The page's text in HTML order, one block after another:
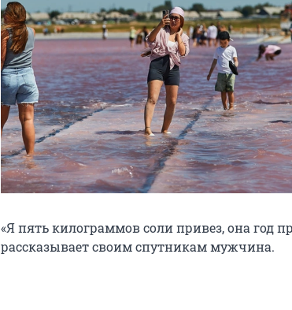
«Я пять килограммов соли привез, она год
рассказывает своим спутникам мужчина.